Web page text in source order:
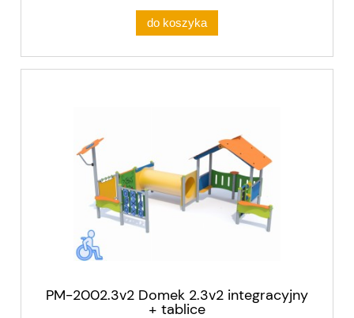
do koszyka
PM-2002.3v2 Domek 2.3v2 integracyjny
+ tablice